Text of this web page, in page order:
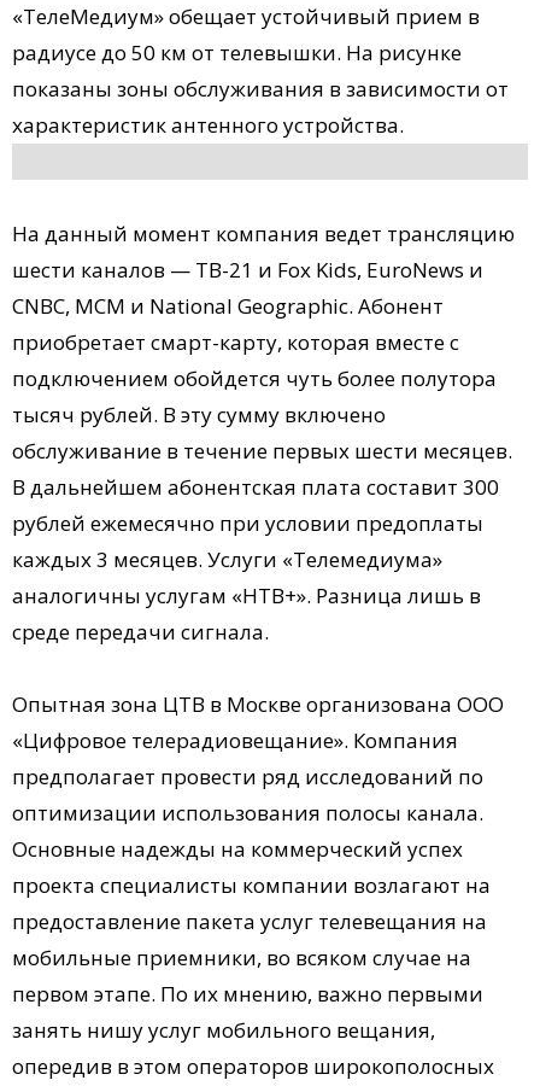
«ТелеМедиум» обещает устойчивый прием в
радиусе до 50 км от телевышки. На рисунке
показаны зоны обслуживания в зависимости от
характеристик антенного устройства.
На данный момент компания ведет трансляцию
шести каналов — ТВ-21 и Fox Kids, EuroNews и
CNBC, MCM и National Geographic. Абонент
приобретает смарт-карту, которая вместе с
подключением обойдется чуть более полутора
тысяч рублей. В эту сумму включено
обслуживание в течение первых шести месяцев.
В дальнейшем абонентская плата составит 300
рублей ежемесячно при условии предоплаты
каждых 3 месяцев. Услуги «Телемедиума»
аналогичны услугам «НТВ+». Разница лишь в
среде передачи сигнала.
Опытная зона ЦТВ в Москве организована ООО
«Цифровое телерадиовещание». Компания
предполагает провести ряд исследований по
оптимизации использования полосы канала.
Основные надежды на коммерческий успех
проекта специалисты компании возлагают на
предоставление пакета услуг телевещания на
мобильные приемники, во всяком случае на
первом этапе. По их мнению, важно первыми
занять нишу услуг мобильного вещания,
опередив в этом операторов широкополосных